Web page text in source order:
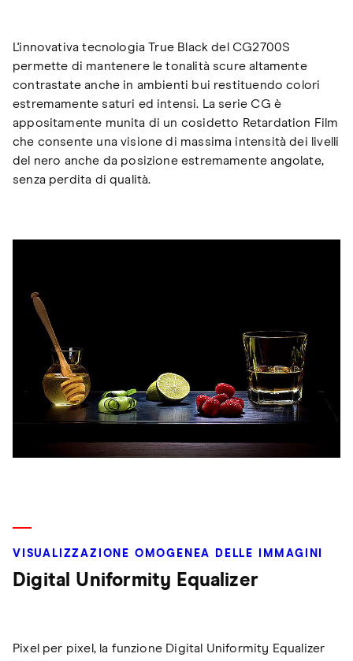
L'innovativa tecnologia True Black del CG2700S
permette di mantenere le tonalità scure altamente
contrastate anche in ambienti bui restituendo colori
estremamente saturi ed intensi. La serie CG è
appositamente munita di un cosidetto Retardation Film
che consente una visione di massima intensità dei livelli
del nero anche da posizione estremamente angolate,
senza perdita di qualità.
VISUALIZZAZIONE OMOGENEA DELLE IMMAGINI
Digital Uniformity Equalizer
Pixel per pixel, la funzione Digital Uniformity Equalizer